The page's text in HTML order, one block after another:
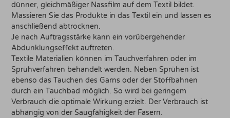
dünner, gleichmäßiger Nassfilm auf dem Textil bildet.
Massieren Sie das Produkte in das Textil ein und lassen es
anschließend abtrocknen.
Je nach Auftragsstärke kann ein vorübergehender
Abdunklungseffekt auftreten.
Textile Materialien können im Tauchverfahren oder im
Sprühverfahren behandelt werden. Neben Sprühen ist
ebenso das Tauchen des Garns oder der Stoffbahnen
durch ein Tauchbad möglich. So wird bei geringem
Verbrauch die optimale Wirkung erzielt. Der Verbrauch ist
abhängig von der Saugfähigkeit der Fasern.